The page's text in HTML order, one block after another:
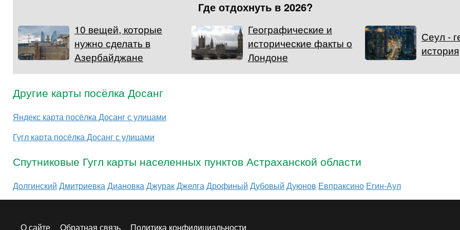
Где отдохнуть в 2026?
10 вещей, которые
нужно сделать в
Азербайджане
Географические и
исторические факты о
Лондоне
Сеул -
история
Другие карты посёлка Досанг
Яндекс карта посёлка Досанг с улицами
Гугл карта посёлка Досанг с улицами
Спутниковые Гугл карты населенных пунктов Астраханской области
Долгинский ДмитриевкаДиановкаДжуракДжелгаДрофиный Дубовый Дуюнов Евпраксино Егин-Аул
О сайте Обратная связь Политика конфидициальности